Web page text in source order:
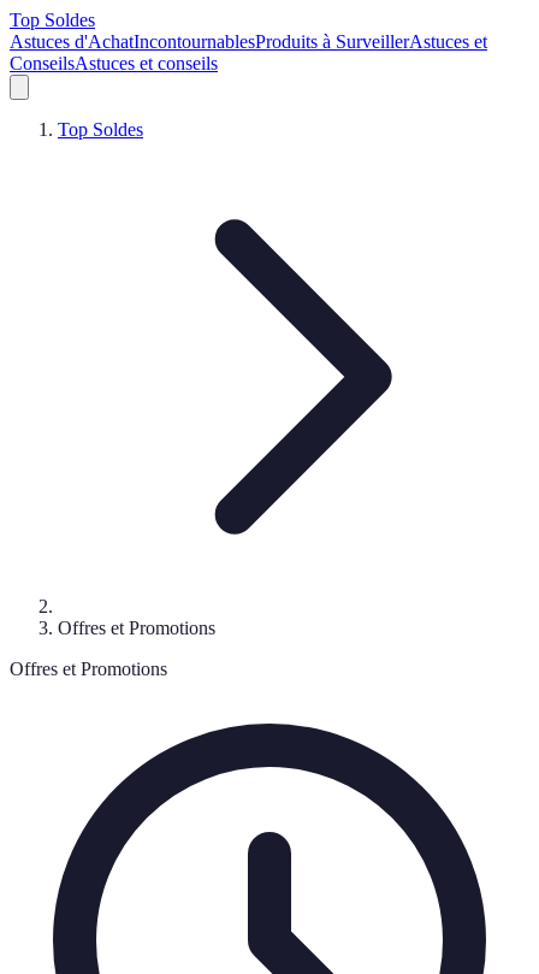
Top Soldes
Astuces d'AchatIncontournablesProduits à SurveillerAstuces et
ConseilsAstuces et conseils
Top Soldes
Offres et Promotions
Offres et Promotions